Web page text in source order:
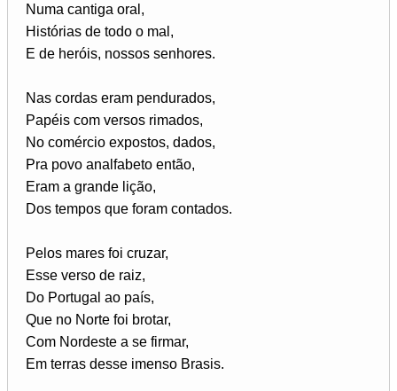
Numa cantiga oral,
Histórias de todo o mal,
E de heróis, nossos senhores.
Nas cordas eram pendurados,
Papéis com versos rimados,
No comércio expostos, dados,
Pra povo analfabeto então,
Eram a grande lição,
Dos tempos que foram contados.
Pelos mares foi cruzar,
Esse verso de raiz,
Do Portugal ao país,
Que no Norte foi brotar,
Com Nordeste a se firmar,
Em terras desse imenso Brasis.